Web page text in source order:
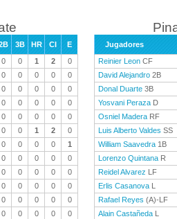
3B HR CI
E
0 0 1 2
0
0 0 0 0
0
0 0 0 0
0
0 0 0 0
0
0 0 0 0
0
0 0 1 2
0
0 0 0 0
1
0 0 0 0
0
0 0 0 0
0
0 0 0 0
0
0 0 0 0
0
0 0 0 0
0
Jugadores
Reinier Leon CF
David Alejandro 2B
Donal Duarte 3B
Yosvani Peraza D
Osniel Madera RF
Luis Alberto Valdes SS
William Saavedra 1B
Lorenzo Quintana R
Reidel Alvarez LF
Erlis Casanova L
Rafael Reyes (A)-LF
Alain Castañeda L